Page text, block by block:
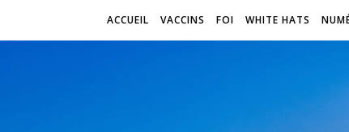
ACCUEIL VACCINS FOI WHITE HATS